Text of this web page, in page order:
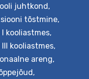
juhtkond,
tõstmine,
kooliastmes,
kooliastmes,
areng,
,